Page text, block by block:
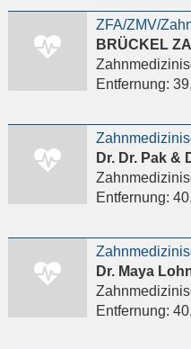
BRÜCKEL
Entfernung:
Entfernung:
Dr. Maya
Entfernung: